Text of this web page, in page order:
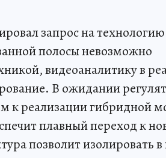
запрос на технологию
полосы невозможно
видеоаналитику в
В ожидании
реализации гибридной
плавный переход к
позволит изолировать в